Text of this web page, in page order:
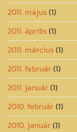
2011. május(1)
2011. április(1)
2011. március(1)
2011. február(1)
2011. január(1)
2010. február(1)
2010. január(1)